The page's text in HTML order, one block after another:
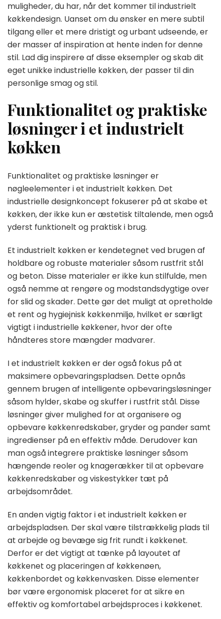
muligheder, du har, når det kommer til industrielt
køkkendesign. Uanset om du ønsker en mere subtil
tilgang eller et mere dristigt og urbant udseende, er
der masser af inspiration at hente inden for denne
stil. Lad dig inspirere af disse eksempler og skab dit
eget unikke industrielle køkken, der passer til din
personlige smag og stil.
Funktionalitet og praktiske
løsninger i et industrielt
køkken
Funktionalitet og praktiske løsninger er
nøgleelementer i et industrielt køkken. Det
industrielle designkoncept fokuserer på at skabe et
køkken, der ikke kun er æstetisk tiltalende, men også
yderst funktionelt og praktisk i brug.
Et industrielt køkken er kendetegnet ved brugen af
holdbare og robuste materialer såsom rustfrit stål
og beton. Disse materialer er ikke kun stilfulde, men
også nemme at rengøre og modstandsdygtige over
for slid og skader. Dette gør det muligt at opretholde
et rent og hygiejnisk køkkenmiljø, hvilket er særligt
vigtigt i industrielle køkkener, hvor der ofte
håndteres store mængder madvarer.
I et industrielt køkken er der også fokus på at
maksimere opbevaringspladsen. Dette opnås
gennem brugen af intelligente opbevaringsløsninger
såsom hylder, skabe og skuffer i rustfrit stål. Disse
løsninger giver mulighed for at organisere og
opbevare køkkenredskaber, gryder og pander samt
ingredienser på en effektiv måde. Derudover kan
man også integrere praktiske løsninger såsom
hængende reoler og knagerækker til at opbevare
køkkenredskaber og viskestykker tæt på
arbejdsområdet.
En anden vigtig faktor i et industrielt køkken er
arbejdspladsen. Der skal være tilstrækkelig plads til
at arbejde og bevæge sig frit rundt i køkkenet.
Derfor er det vigtigt at tænke på layoutet af
køkkenet og placeringen af køkkenøen,
køkkenbordet og køkkenvasken. Disse elementer
bør være ergonomisk placeret for at sikre en
effektiv og komfortabel arbejdsproces i køkkenet.